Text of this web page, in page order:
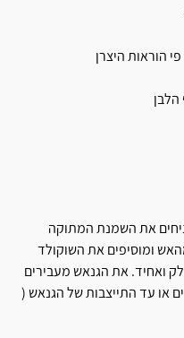
את השמנת המתוקה
ומוסיפים את השוקולד
ואחיד. את הגנאש מעבירים
או עד התייצבות של הגנאש (